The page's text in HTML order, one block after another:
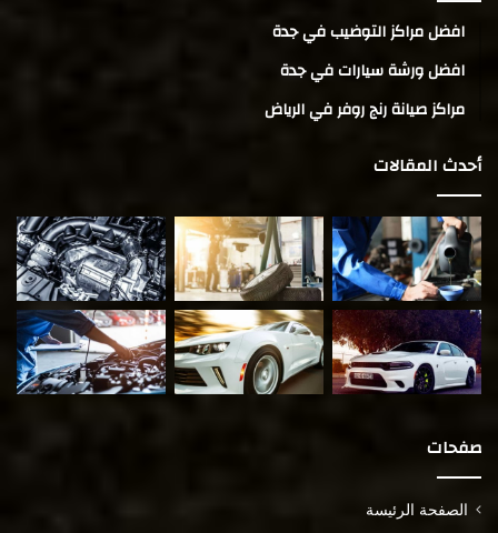
افضل مراكز التوضيب في جدة
افضل ورشة سيارات في جدة
مراكز صيانة رنج روفر في الرياض
أحدث المقالات
صفحات
الصفحة الرئيسة